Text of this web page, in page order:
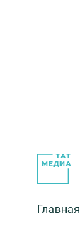
Главная